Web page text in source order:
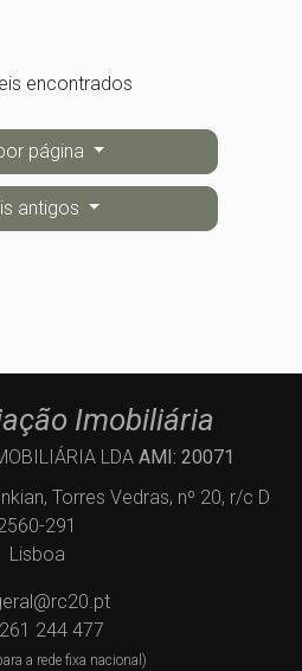
encontrados
página
antigos
Imobiliária
LDA AMI: 20071
Torres Vedras, nº 20, r/c D
291
Lisboa
261 244 477
a rede fixa nacional)